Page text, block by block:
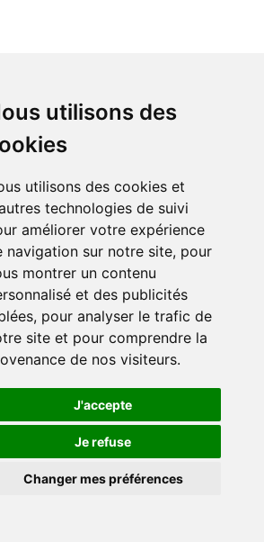
utilisons des
utilisons des cookies et
technologies de suivi
améliorer votre expérience
navigation sur notre site, pour
montrer un contenu
et des publicités
pour analyser le trafic de
site et pour comprendre la
de nos visiteurs.
J'accepte
Je refuse
Changer mes préférences
apprécié cet article?
le
Découvrir Bruxelles